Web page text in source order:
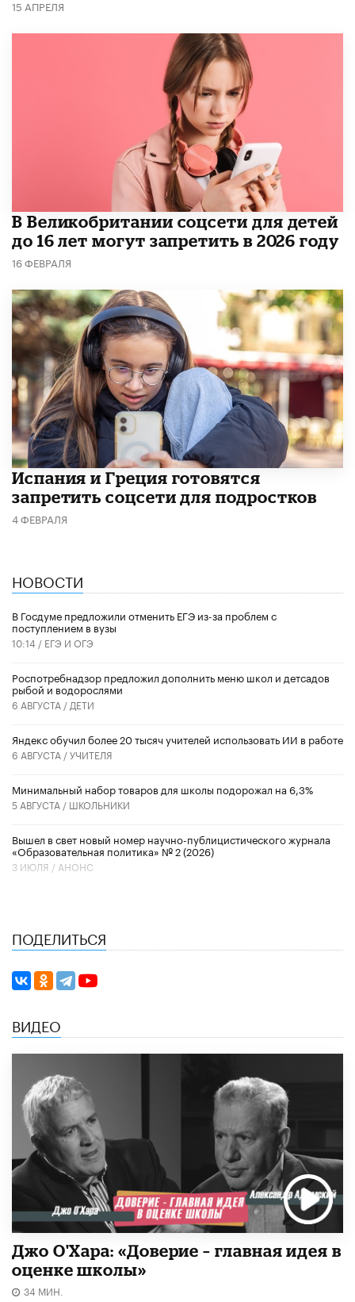
15 АПРЕЛЯ
В Великобритании соцсети для детей
до 16 лет могут запретить в 2026 году
16 ФЕВРАЛЯ
Испания и Греция готовятся
запретить соцсети для подростков
4 ФЕВРАЛЯ
НОВОСТИ
В Госдуме предложили отменить ЕГЭ из-за проблем с
поступлением в вузы
10:14 / ЕГЭ И ОГЭ
Роспотребнадзор предложил дополнить меню школ и детсадов
рыбой и водорослями
6 АВГУСТА / ДЕТИ
​Яндекс обучил более 20 тысяч учителей использовать ИИ в работе
6 АВГУСТА /УЧИТЕЛЯ
Минимальный набор товаров для школы подорожал на 6,3%
5 АВГУСТА / ШКОЛЬНИКИ
Вышел в свет новый номер научно-публицистического журнала
«Образовательная политика» № 2 (2026)
3 ИЮЛЯ / АНОНС
ПОДЕЛИТЬСЯ
ВИДЕО
Джо О'Хара: «Доверие – главная идея в
оценке школы»
34 МИН.